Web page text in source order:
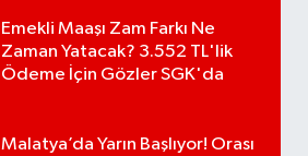
Emekli Maaşı Zam Farkı Ne
Zaman Yatacak? 3.552 TL'lik
Ödeme İçin Gözler SGK'da
Malatya’da Yarın Başlıyor! Orası